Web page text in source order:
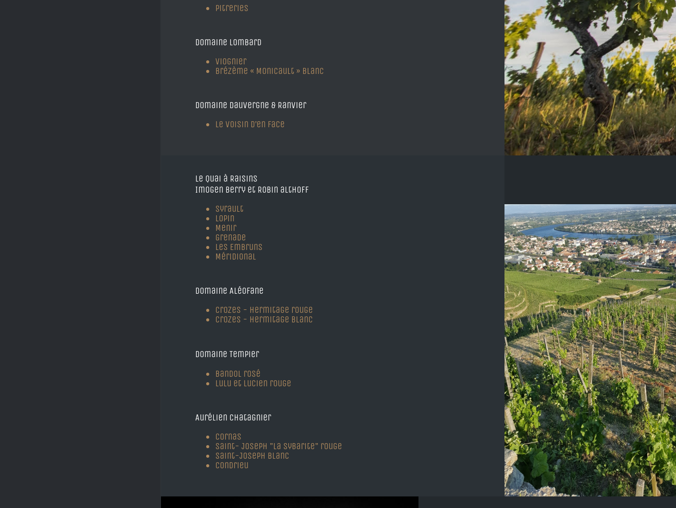
Pitreries
Domaine Lombard
Viognier
Brézème « Monicault » blanc
Domaine Dauvergne & Ranvier
Le voisin d’en face
Le Quai à Raisins
Imogen Berry et Robin althoff
Syrault
Lopin
Menir
Grenade
Les Embruns
Méridional
Domaine Aléofane
Crozes - Hermitage rouge
Crozes - Hermitage blanc
Domaine Tempier
Bandol rosé
Lulu et Lucien rouge
Aurélien Chatagnier
Cornas
Saint- Joseph "La Sybarite" rouge
Saint-Joseph blanc
Condrieu